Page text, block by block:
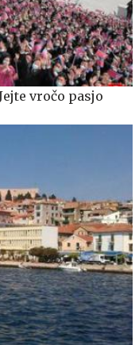
vročo pasjo